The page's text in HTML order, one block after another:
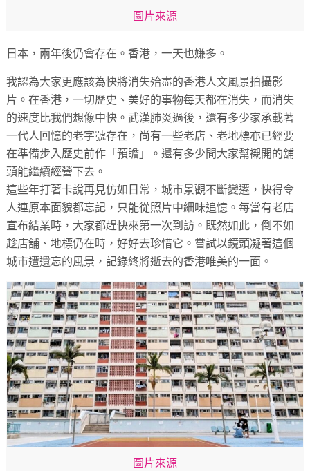
圖片來源
日本，兩年後仍會存在。香港，一天也嫌多。
我認為大家更應該為快將消失殆盡的香港人文風景拍攝影
片。在香港，一切歷史、美好的事物每天都在消失，而消失
的速度比我們想像中快。武漢肺炎過後，還有多少家承載著
一代人回憶的老字號存在，尚有一些老店、老地標亦已經要
在準備步入歷史前作「預瞻」。還有多少間大家幫襯開的舖
頭能繼續經營下去。
這些年打著卡說再見仿如日常，城市景觀不斷變遷，快得令
人連原本面貌都忘記，只能從照片中細味追憶。每當有老店
宣布結業時，大家都趕快來第一次到訪。既然如此，倒不如
趁店舖、地標仍在時，好好去珍惜它。嘗試以鏡頭凝著這個
城市遭遺忘的風景，記錄終將逝去的香港唯美的一面。
圖片來源